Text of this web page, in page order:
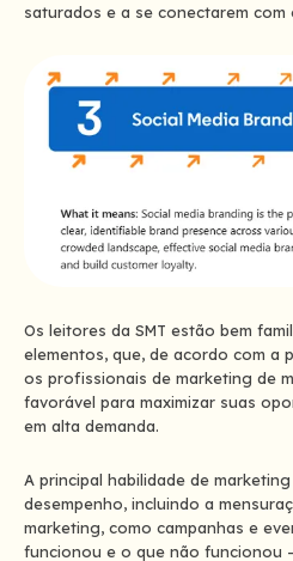
saturados e a se conectarem com
Os leitores da SMT estão bem
elementos, que, de acordo com a
os profissionais de marketing de
favorável para maximizar suas
em alta demanda.
A principal habilidade de
desempenho, incluindo a
marketing, como campanhas e
funcionou e o que não funcionou